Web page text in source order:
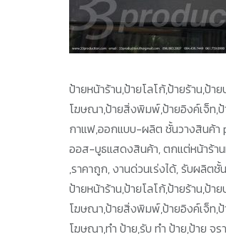
ป้ายหน้าร้าน,ป้ายโลโก้,ป้ายร้าน,ป้
โฆษณา,ป้ายสิ่งพิมพ์,ป้ายอิงค์เจ็ท,ป้
กาแฟ,ออกแบบ-ผลิต ชั้นวางสินค้า
ออส-บูธแสดงสินค้า, ตกแต่หน้าร้าน
,ราคาถูก, งานด่วนเร่งได้, รับผลิต
ป้ายหน้าร้าน,ป้ายโลโก้,ป้ายร้าน,ป้
โฆษณา,ป้ายสิ่งพิมพ์,ป้ายอิงค์เจ็ท,ป้
โฆษณา,ทำ ป้าย,รับ ทำ ป้าย,ป้าย จร